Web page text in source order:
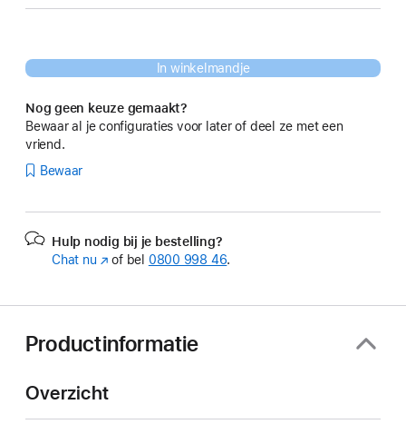
In winkelmandje
Nog geen keuze gemaakt?
Bewaar al je configuraties voor later of deel ze met een
vriend.
Bewaar
Hulp nodig bij je bestelling?
Chat nu (Wordt
of bel 0800 998 46.
Productinformatie
Overzicht